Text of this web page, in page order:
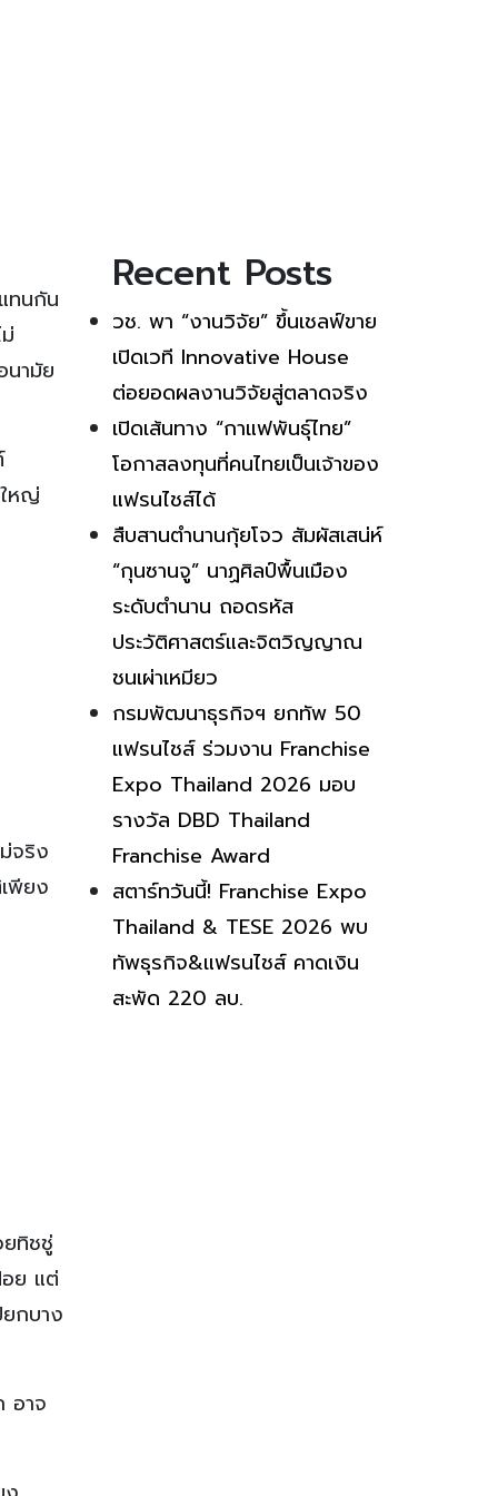
ทนกัน
นามัย
หญ่
จริง
พียง
ทิชชู่
ย แต่
กบาง
อาจ
Recent Posts
วช. พา “งานวิจัย” ขึ้นเชลฟ์ขาย
เปิดเวที Innovative House
ต่อยอดผลงานวิจัยสู่ตลาดจริง
เปิดเส้นทาง “กาแฟพันธุ์ไทย”
โอกาสลงทุนที่คนไทยเป็นเจ้าของ
แฟรนไชส์ได้
สืบสานตำนานกุ้ยโจว สัมผัสเสน่ห์
“กุนซานจู” นาฏศิลป์พื้นเมือง
ระดับตำนาน ถอดรหัส
ประวัติศาสตร์และจิตวิญญาณ
ชนเผ่าเหมียว
กรมพัฒนาธุรกิจฯ ยกทัพ 50
แฟรนไชส์ ร่วมงาน Franchise
Expo Thailand 2026 มอบ
รางวัล DBD Thailand
Franchise Award
สตาร์ทวันนี้! Franchise Expo
Thailand & TESE 2026 พบ
ทัพธุรกิจ&แฟรนไชส์ คาดเงิน
สะพัด 220 ลบ.